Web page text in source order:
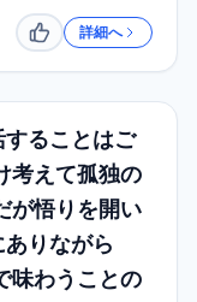
いいね詳細へ
することはご
考えて孤独の
が悟りを開い
りながら
味わうことの